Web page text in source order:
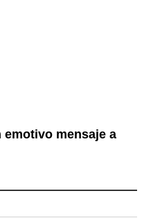
emotivo mensaje a